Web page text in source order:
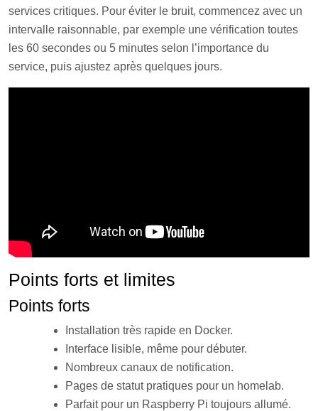
services critiques. Pour éviter le bruit, commencez avec un
intervalle raisonnable, par exemple une vérification toutes
les 60 secondes ou 5 minutes selon l’importance du
service, puis ajustez après quelques jours.
Points forts et limites
Points forts
Installation très rapide en Docker.
Interface lisible, même pour débuter.
Nombreux canaux de notification.
Pages de statut pratiques pour un homelab.
Parfait pour un Raspberry Pi toujours allumé.